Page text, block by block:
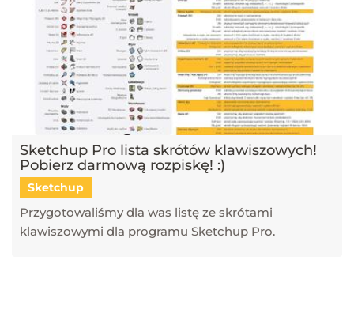
Sketchup Pro lista skrótów klawiszowych!
Pobierz darmową rozpiskę! :)
Sketchup
Przygotowaliśmy dla was listę ze skrótami
klawiszowymi dla programu Sketchup Pro.